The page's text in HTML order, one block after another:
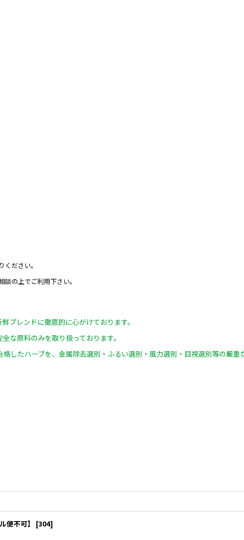
ださい。
の上でご利用下さい。
ブレンドに徹底的に心がけております。
な原料のみを取り扱っております。
したハーブを、金属除去選別・ふるい選別・風力選別・目視選別等の厳重
便不可】 [304]